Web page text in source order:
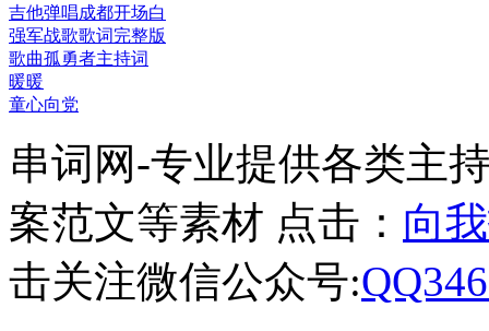
吉他弹唱成都开场白
强军战歌歌词完整版
歌曲孤勇者主持词
暖暖
童心向党
串词网-专业提供各类主
案范文等素材 点击： 向
击关注微信公众号: